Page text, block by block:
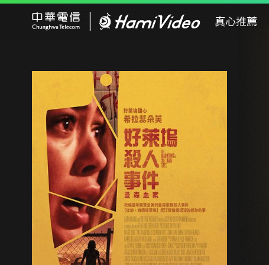
真心推薦